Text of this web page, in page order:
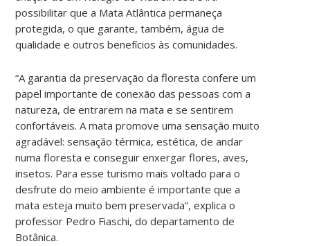
possibilitar que a Mata Atlântica permaneça
protegida, o que garante, também, água de
qualidade e outros benefícios às comunidades.
“A garantia da preservação da floresta confere um
papel importante de conexão das pessoas com a
natureza, de entrarem na mata e se sentirem
confortáveis. A mata promove uma sensação muito
agradável: sensação térmica, estética, de andar
numa floresta e conseguir enxergar flores, aves,
insetos. Para esse turismo mais voltado para o
desfrute do meio ambiente é importante que a
mata esteja muito bem preservada”, explica o
professor Pedro Fiaschi, do departamento de
Botânica.